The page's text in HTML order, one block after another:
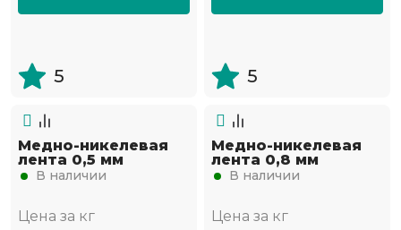
5 5
Медно-никелевая
лента 0,5 мм
В наличии
Цена за кг
Медно-никелевая
лента 0,8 мм
В наличии
Цена за кг